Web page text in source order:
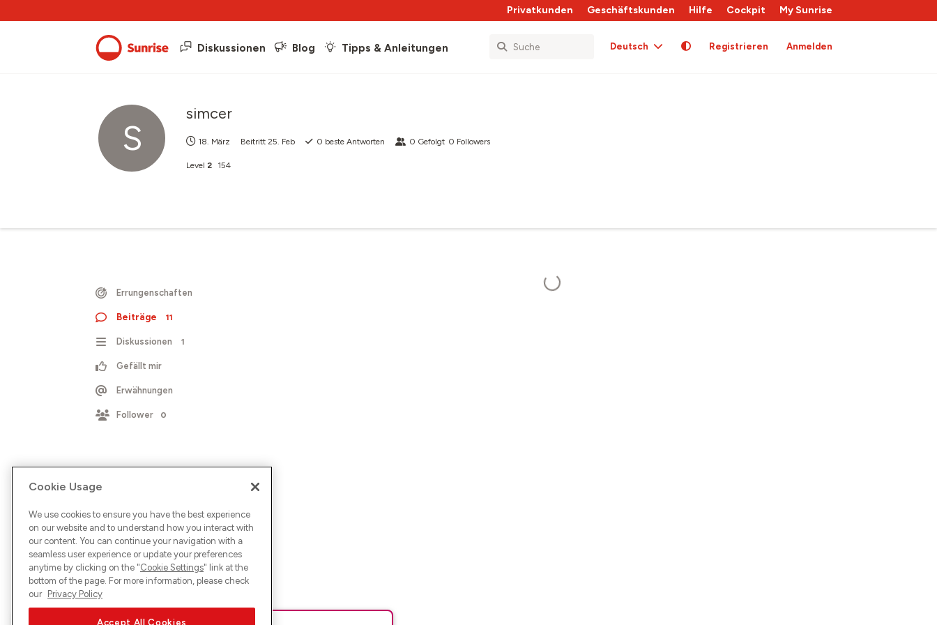
Privatkunden Geschäftskunden Hilfe Cockpit My Sunrise
Diskussionen Blog Tipps & Anleitungen Deutsch Registrieren Anmelden
S
simcer
18. März Beitritt 25. Feb 0 beste Antworten 0 Gefolgt 0 Followers
Level 2 154
Errungenschaften
Beiträge 11
Diskussionen 1
Gefällt mir
Erwähnungen
Follower 0
Cookie Usage
We use cookies to ensure you have the best experience
on our website and to understand how you interact with
our content. You can continue your navigation with a
seamless user experience or update your preferences
anytime by clicking on the "Cookie Settings" link at the
bottom of the page. For more information, please check
our Privacy Policy
Accept All Cookies